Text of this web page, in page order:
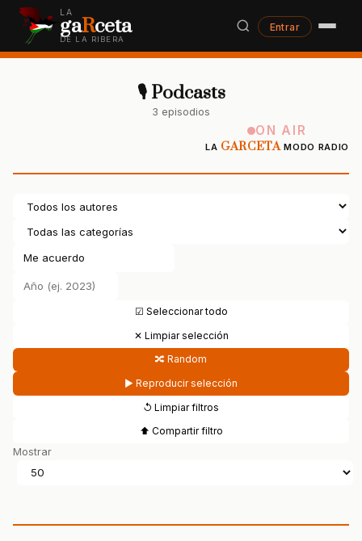
LA
gaRceta
DE LA RIBERA
Entrar
🎙 Podcasts
3 episodios
ON AIR
LA GARCETAMODO RADIO
☑ Seleccionar todo
✕ Limpiar selección
🔀 Random
▶ Reproducir selección
↺ Limpiar filtros
⬆ Compartir filtro
Mostrar